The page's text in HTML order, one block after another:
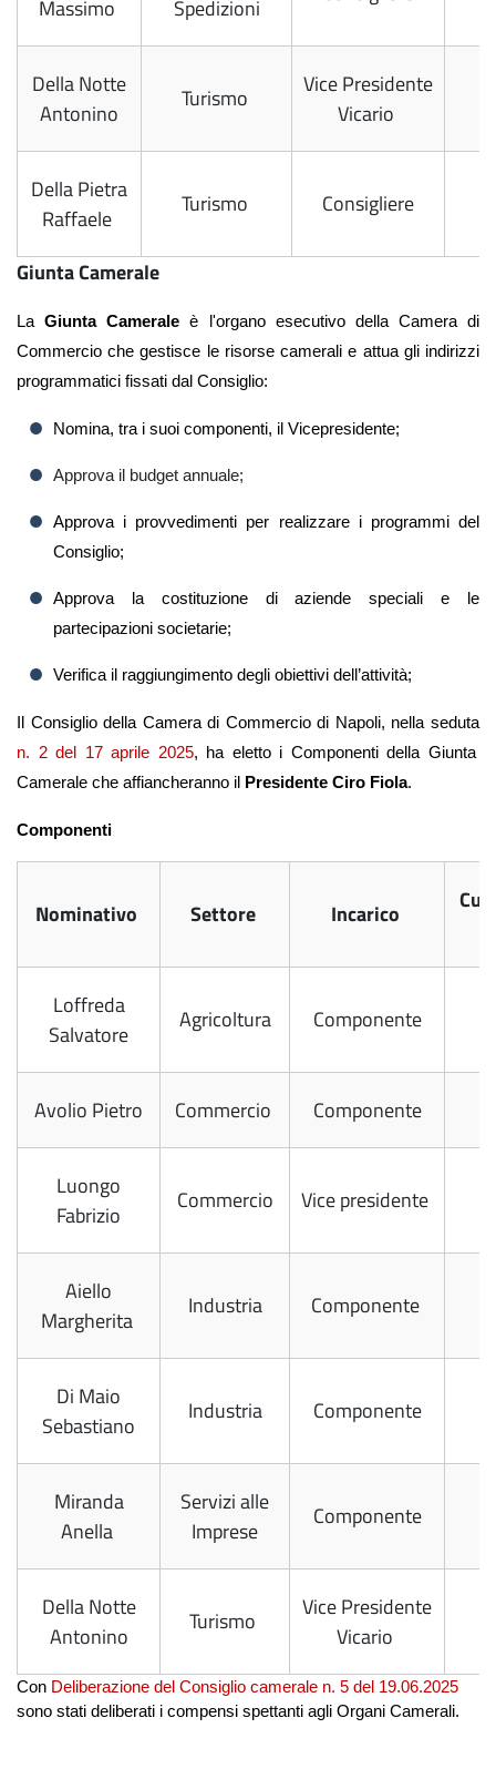
Massimo Spedizioni
Della Notte
Antonino
Turismo
Vice Presidente
Vicario
Della Pietra
Raffaele
Turismo Consigliere
Giunta Camerale
LaGiunta Camerale è l'organo esecutivo della Camera di
Commercio che gestisce le risorse camerali e attua gli indirizzi
programmatici fissati dal Consiglio:
Nomina, tra i suoi componenti, il Vicepresidente;
Approva il budget annuale;
Approva i provvedimenti per realizzare i programmi del
Consiglio;
Approva la costituzione di aziende speciali e le
partecipazioni societarie;
Verifica il raggiungimento degli obiettivi dell’attività;
Il Consiglio della Camera di Commercio di Napoli, nella seduta
n. 2 del 17 aprile 2025, ha eletto i Componenti della Giunta
Camerale che affiancheranno il
Presidente Ciro Fiola.
Componenti
Nominativo Settore Incarico
Loffreda
Salvatore
Agricoltura Componente
Avolio Pietro Commercio Componente
Luongo
Fabrizio
Commercio Vice presidente
Aiello
Margherita
Industria Componente
Di Maio
Sebastiano
Industria Componente
Miranda
Anella
Servizi alle
Imprese
Componente
Della Notte
Antonino
Turismo
Vice Presidente
Vicario
Con Deliberazione del Consiglio camerale n. 5 del 19.06.2025
sono stati deliberati i compensi spettanti agli Organi Camerali.